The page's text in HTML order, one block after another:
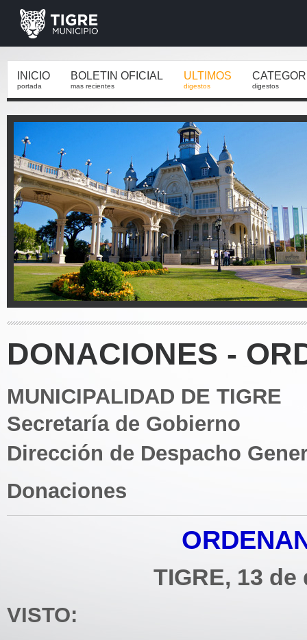
INICIO
portada
BOLETIN OFICIAL
mas recientes
ULTIMOS
digestos digestos
DONACIONES -
MUNICIPALIDAD DE TIGRE
Secretaría de Gobierno
Dirección de Despacho
Donaciones
TIGRE, 13
VISTO: